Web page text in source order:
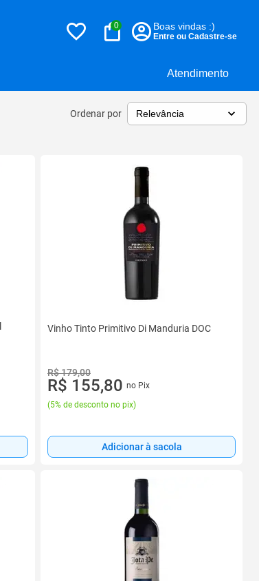
Atendimento
0 Boas vindas :)
Entre ou Cadastre-se
Ordenar por
Vinho Tinto Primitivo Di Manduria DOC
R$ 179,00
R$ 155,80 no Pix
(5% de desconto no pix)
Adicionar à sacola